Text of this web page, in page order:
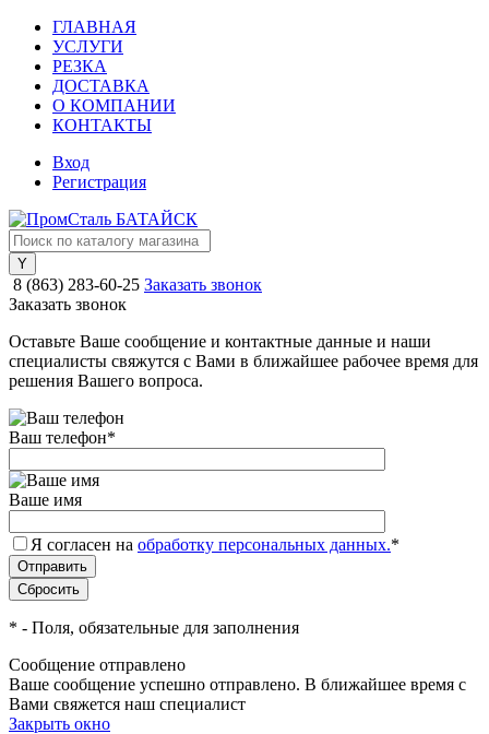
ГЛАВНАЯ
УСЛУГИ
РЕЗКА
ДОСТАВКА
О КОМПАНИИ
КОНТАКТЫ
Вход
Регистрация
8 (863) 283-60-25 Заказать звонок
Заказать звонок
Оставьте Ваше сообщение и контактные данные и наши
специалисты свяжутся с Вами в ближайшее рабочее время для
решения Вашего вопроса.
Ваш телефон*
Ваше имя
Я согласен на обработку персональных данных.*
* - Поля, обязательные для заполнения
Сообщение отправлено
Ваше сообщение успешно отправлено. В ближайшее время с
Вами свяжется наш специалист
Закрыть окно